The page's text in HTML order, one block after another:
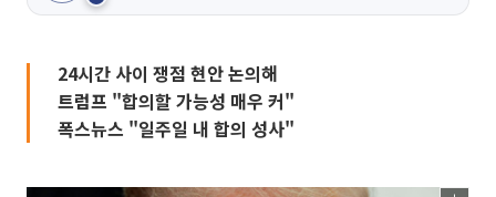
24시간 사이 쟁점 현안 논의해
트럼프 "합의할 가능성 매우 커"
폭스뉴스 "일주일 내 합의 성사"